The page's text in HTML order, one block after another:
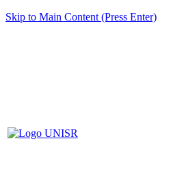
Skip to Main Content (Press Enter)